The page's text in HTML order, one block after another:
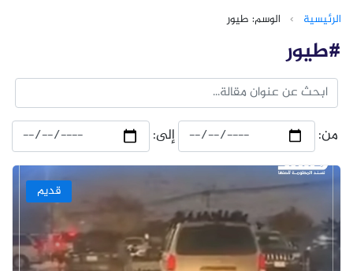
الرئيسية › الوسم: طيور
#طيور
من: إلى:
قديم